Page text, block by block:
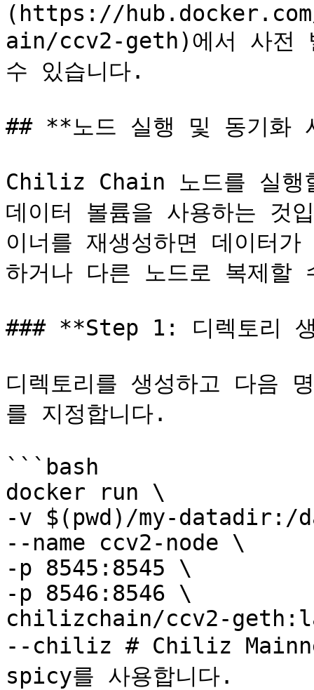
(https://
ain/ccv2-geth)에서 사전
수 있습니다.
## **노드 실행 및 동기화
Chiliz Chain 노드를 실행
데이터 볼륨을 사용하는 것
이너를 재생성하면 데이터
하거나 다른 노드로 복제할
### **Step 1: 디렉토리
디렉토리를 생성하고 다음
를 지정합니다.
```bash
docker run \
-v $(pwd)/my-
--name ccv2-node \
-p 8545:8545 \
-p 8546:8546 \
chilizchain/ccv2-
--chiliz # Chiliz
spicy를 사용합니다.